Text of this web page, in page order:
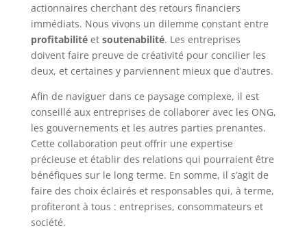
actionnaires cherchant des retours financiers
immédiats. Nous vivons un dilemme constant entre
profitabilitéet soutenabilité. Les entreprises
doivent faire preuve de créativité pour concilier les
deux, et certaines y parviennent mieux que d’autres.
Afin de naviguer dans ce paysage complexe, il est
conseillé aux entreprises de collaborer avec les ONG,
les gouvernements et les autres parties prenantes.
Cette collaboration peut offrir une expertise
précieuse et établir des relations qui pourraient être
bénéfiques sur le long terme. En somme, il s’agit de
faire des choix éclairés et responsables qui, à terme,
profiteront à tous : entreprises, consommateurs et
société.